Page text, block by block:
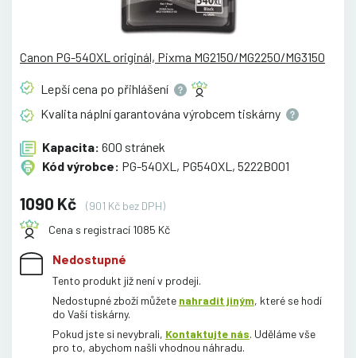
Canon PG-540XL originál, Pixma MG2150/MG2250/MG3150
Lepší cena po přihlášení
Kvalita náplní garantována výrobcem tiskárny
Kapacita: 600 stránek
Kód výrobce: PG-540XL, PG540XL, 5222B001
1090 Kč
(901 Kč bez DPH)
Cena s registrací 1085 Kč
Nedostupné
Tento produkt již není v prodeji.
Nedostupné zboží můžete nahradit jiným, které se hodí
do Vaší tiskárny.
Pokud jste si nevybrali, Kontaktujte nás. Uděláme vše
pro to, abychom našli vhodnou náhradu.